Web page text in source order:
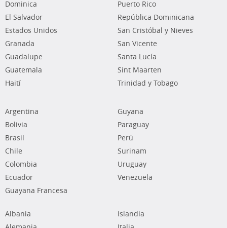
Dominica
El Salvador
Estados Unidos
Granada
Guadalupe
Guatemala
Haití
Puerto Rico
República Dominicana
San Cristóbal y Nieves
San Vicente
Santa Lucía
Sint Maarten
Trinidad y Tobago
Argentina
Bolivia
Brasil
Chile
Colombia
Ecuador
Guayana Francesa
Guyana
Paraguay
Perú
Surinam
Uruguay
Venezuela
Albania
Islandia